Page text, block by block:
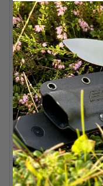
(SKINNING)
BLADSLIPNING
(GUTTING)
BLADVINKEL
(SKINNING)
BLADVINKEL
(GUTTING)
HANDTAG
FODRAL